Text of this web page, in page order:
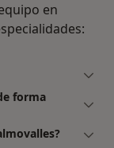
en
forma